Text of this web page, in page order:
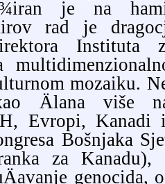
je na
rad je
mozaiku.
Älana više
Evropi,
Bošnjaka
za Kanadu),